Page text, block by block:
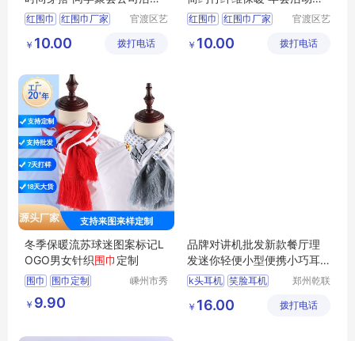
使用
红围巾
红围巾厂家
云南红围巾
官渡区艺
营部
￥ 10.00 拨打电话
品
红围巾
红围巾厂家
云南红围巾
官渡区艺
营部
￥ 10.00 拨打电话
冬季保暖流苏球迷图案标记L
OGO男女针织围巾 定制
围巾
围巾定制
球迷针织围巾
男女围巾
嵊州市秀
￥ 9.90
品牌对讲机批发新款餐厅理
发迷你轻便小型便携小巧耳
机耳机
k头耳机 笑脸耳机
郑州乾联
技有限公
￥ 16.00 拨打电话